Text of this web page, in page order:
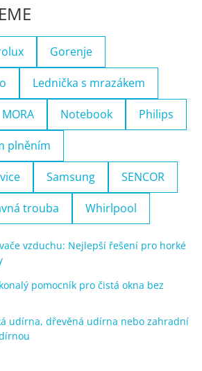
Gorenje
Lednička s mrazákem
MORA Notebook Philips
plněním
Samsung SENCOR
trouba Whirlpool
vzduchu: Nejlepší řešení pro horké
pomocník pro čistá okna bez
udírna, dřevěná udírna nebo zahradní